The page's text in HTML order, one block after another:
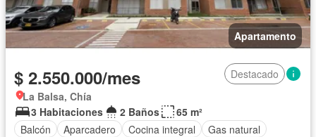
Apartamento
$ 2.550.000/mes
Destacado
La Balsa, Chía
3 Habitaciones
2 Baños
65 m²
Balcón
Aparcadero Cocina integral
Gas natural